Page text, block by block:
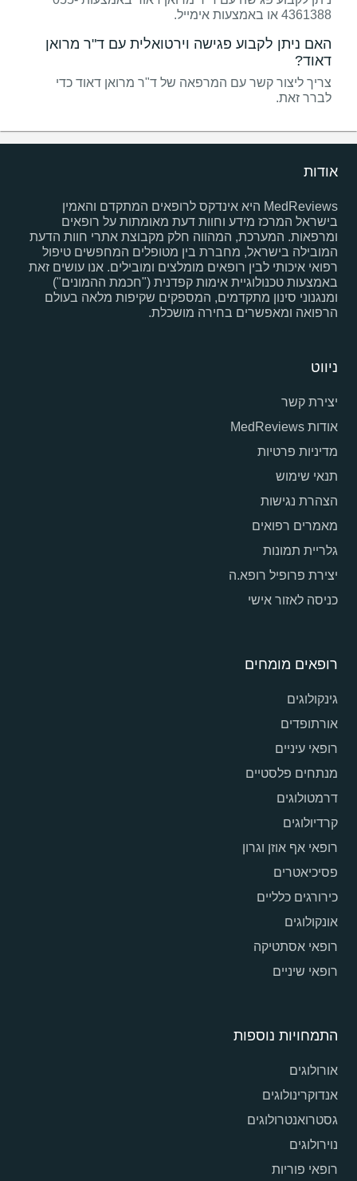
4361388 או באמצעות אימייל.
האם ניתן לקבוע פגישה וירטואלית עם ד"ר מרואן
דאוד?
צריך ליצור קשר עם המרפאה של ד"ר מרואן דאוד כדי
לברר זאת.
אודות
MedReviews היא אינדקס לרופאים המתקדם והאמין
בישראל המרכז מידע וחוות דעת מאומתות על רופאים
ומרפאות. המערכת, המהווה חלק מקבוצת אתרי חוות הדעת
המובילה בישראל, מחברת בין מטופלים המחפשים טיפול
רפואי איכותי לבין רופאים מומלצים ומובילים. אנו עושים זאת
באמצעות טכנולוגיית אימות קפדנית ("חכמת ההמונים")
ומנגנוני סינון מתקדמים, המספקים שקיפות מלאה בעולם
הרפואה ומאפשרים בחירה מושכלת.
ניווט
יצירת קשר
אודות MedReviews
מדיניות פרטיות
תנאי שימוש
הצהרת נגישות
מאמרים רפואים
גלריית תמונות
יצירת פרופיל רופא.ה
כניסה לאזור אישי
רופאים מומחים
גינקולוגים
אורתופדים
רופאי עיניים
מנתחים פלסטיים
דרמטולוגים
קרדיולוגים
רופאי אף אוזן וגרון
פסיכיאטרים
כירורגים כלליים
אונקולוגים
רופאי אסתטיקה
רופאי שיניים
התמחויות נוספות
אורולוגים
אנדוקרינולוגים
גסטרואנטרולוגים
נוירולוגים
רופאי פוריות